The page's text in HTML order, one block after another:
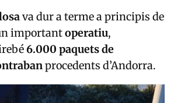
va dur a terme a principis de
importantoperatiu,
6.000 paquets de
procedents d’Andorra.